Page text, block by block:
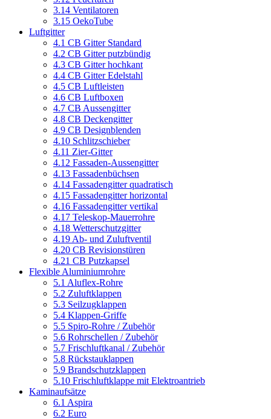
3.14 Ventilatoren
3.15 OekoTube
Luftgitter
4.1 CB Gitter Standard
4.2 CB Gitter putzbündig
4.3 CB Gitter hochkant
4.4 CB Gitter Edelstahl
4.5 CB Luftleisten
4.6 CB Luftboxen
4.7 CB Aussengitter
4.8 CB Deckengitter
4.9 CB Designblenden
4.10 Schlitzschieber
4.11 Zier-Gitter
4.12 Fassaden-Aussengitter
4.13 Fassadenbüchsen
4.14 Fassadengitter quadratisch
4.15 Fassadengitter horizontal
4.16 Fassadengitter vertikal
4.17 Teleskop-Mauerrohre
4.18 Wetterschutzgitter
4.19 Ab- und Zuluftventil
4.20 CB Revisionstüren
4.21 CB Putzkapsel
Flexible Aluminiumrohre
5.1 Aluflex-Rohre
5.2 Zuluftklappen
5.3 Seilzugklappen
5.4 Klappen-Griffe
5.5 Spiro-Rohre / Zubehör
5.6 Rohrschellen / Zubehör
5.7 Frischluftkanal / Zubehör
5.8 Rückstauklappen
5.9 Brandschutzklappen
5.10 Frischluftklappe mit Elektroantrieb
Kaminaufsätze
6.1 Aspira
6.2 Euro